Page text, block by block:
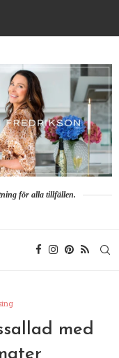
för alla tillfällen.
med